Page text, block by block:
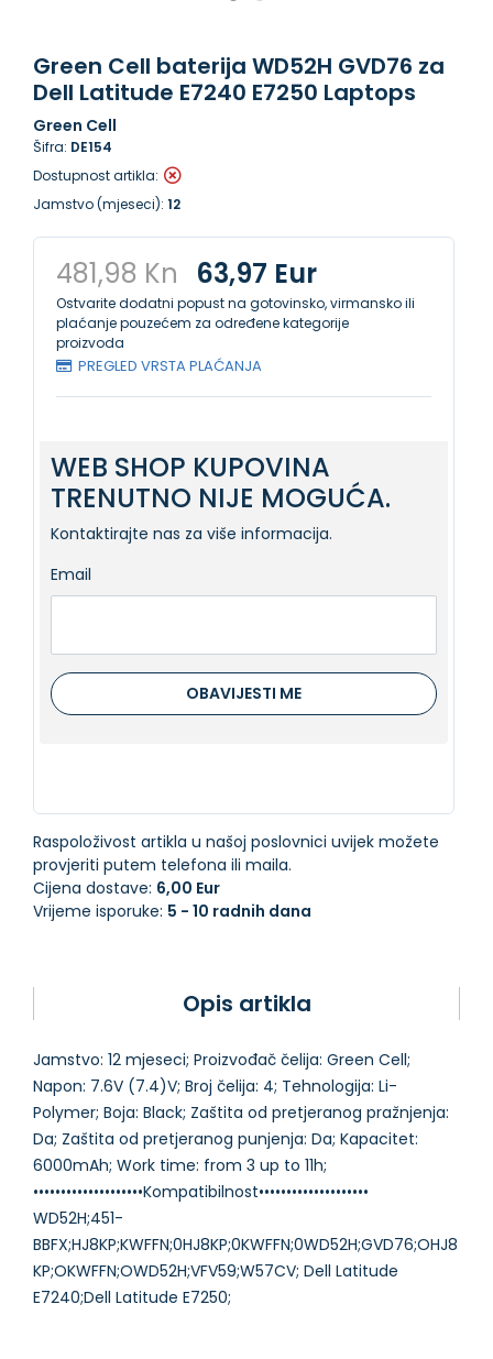
Green Cell baterija WD52H GVD76 za
Dell Latitude E7240 E7250 Laptops
Green Cell
Šifra: DE154
Dostupnost artikla:
Jamstvo (mjeseci): 12
481,98 Kn 63,97 Eur
Ostvarite dodatni popust na gotovinsko, virmansko ili
plaćanje pouzećem za određene kategorije
proizvoda
PREGLED VRSTA PLAĆANJA
WEB SHOP KUPOVINA
TRENUTNO NIJE MOGUĆA.
Kontaktirajte nas za više informacija.
Email
OBAVIJESTI ME
Raspoloživost artikla u našoj poslovnici uvijek možete
provjeriti putem telefona ili maila.
Cijena dostave: 6,00 Eur
Vrijeme isporuke: 5 - 10 radnih dana
Opis artikla
Jamstvo: 12 mjeseci; Proizvođač čelija: Green Cell;
Napon: 7.6V (7.4)V; Broj čelija: 4; Tehnologija: Li-
Polymer; Boja: Black; Zaštita od pretjeranog pražnjenja:
Da; Zaštita od pretjeranog punjenja: Da; Kapacitet:
6000mAh; Work time: from 3 up to 11h;
••••••••••••••••••••Kompatibilnost••••••••••••••••••••
WD52H;451-
BBFX;HJ8KP;KWFFN;0HJ8KP;0KWFFN;0WD52H;GVD76;OHJ8
KP;OKWFFN;OWD52H;VFV59;W57CV; Dell Latitude